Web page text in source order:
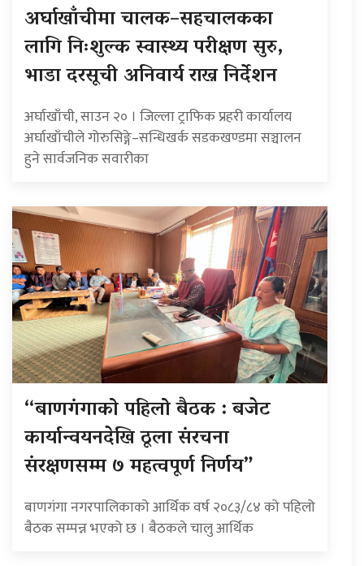
अर्घाखाँचीमा चालक–सहचालकका
लागि निःशुल्क स्वास्थ्य परीक्षण सुरु,
भाडा दरसूची अनिवार्य राख्न निर्देशन
अर्घाखाँची, साउन २० । जिल्ला ट्राफिक प्रहरी कार्यालय
अर्घाखाँचीले गोरुसिङ्गे–सन्धिखर्क सडकखण्डमा सञ्चालन
हुने सार्वजनिक सवारीका
“बाणगंगाको पहिलो बैठक : बजेट
कार्यान्वयनदेखि ठूला संरचना
संरक्षणसम्म ७ महत्वपूर्ण निर्णय”
बाणगंगा नगरपालिकाको आर्थिक वर्ष २०८३/८४ को पहिलो
बैठक सम्पन्न भएको छ । बैठकले चालु आर्थिक